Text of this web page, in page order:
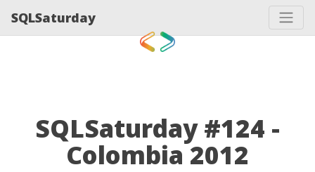
SQLSaturday
SQLSaturday #124 -
Colombia 2012